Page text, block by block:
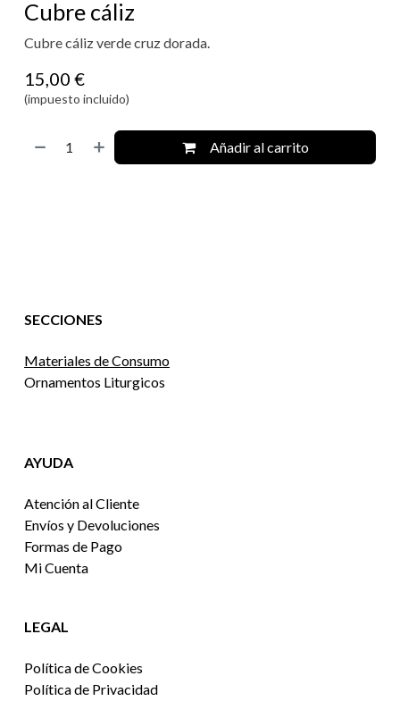
Cubre cáliz
Cubre cáliz verde cruz dorada.
15,00 €
(impuesto incluido)
Añadir al carrito
SECCIONES
Materiales de Consumo
Ornamentos Liturgicos
AYUDA
Atención al Cliente
Envíos y Devoluciones
Formas de Pago
Mi Cuenta
LEGAL
Política de Cookies
Política de Privacidad